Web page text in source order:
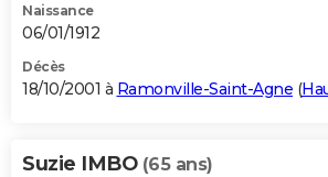
Naissance
06/01/1912
Décès
18/10/2001 à Ramonville-Saint-Agne (
Suzie IMBO (65 ans)